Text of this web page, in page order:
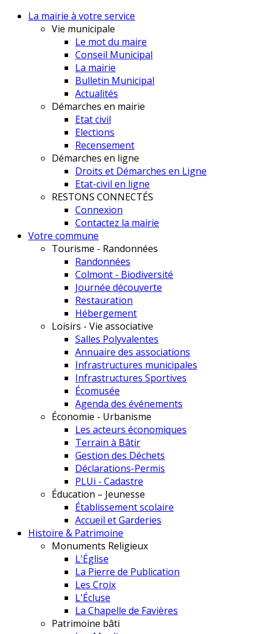
La mairie à votre service
Vie municipale
Le mot du maire
Conseil Municipal
La mairie
Bulletin Municipal
Actualités
Démarches en mairie
Etat civil
Elections
Recensement
Démarches en ligne
Droits et Démarches en Ligne
Etat-civil en ligne
RESTONS CONNECTÉS
Connexion
Contactez la mairie
Votre commune
Tourisme - Randonnées
Randonnées
Colmont - Biodiversité
Journée découverte
Restauration
Hébergement
Loisirs - Vie associative
Salles Polyvalentes
Annuaire des associations
Infrastructures municipales
Infrastructures Sportives
Écomusée
Agenda des événements
Économie - Urbanisme
Les acteurs économiques
Terrain à Bâtir
Gestion des Déchets
Déclarations-Permis
PLUi - Cadastre
Éducation – Jeunesse
Établissement scolaire
Accueil et Garderies
Histoire & Patrimoine
Monuments Religieux
L'Église
La Pierre de Publication
Les Croix
L'Écluse
La Chapelle de Favières
Patrimoine bâti